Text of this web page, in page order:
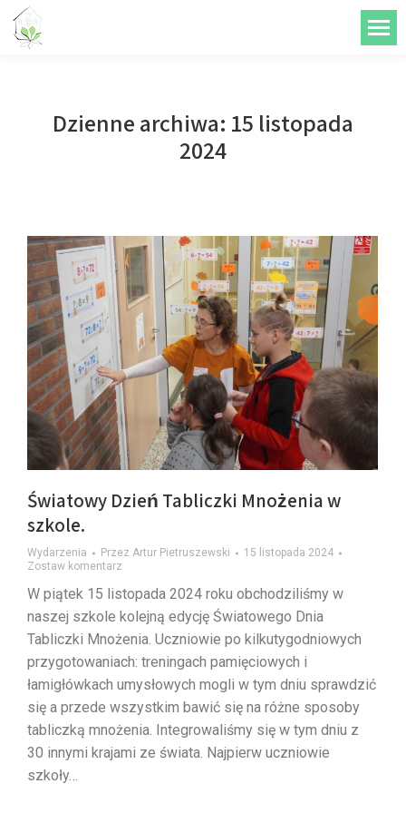
treści
Dzienne archiwa: 15 listopada
2024
Światowy Dzień Tabliczki Mnożenia w
szkole.
Wydarzenia Przez Artur Pietruszewski
15 listopada 2024
Zostaw komentarz
W piątek 15 listopada 2024 roku obchodziliśmy w
naszej szkole kolejną edycję Światowego Dnia
Tabliczki Mnożenia. Uczniowie po kilkutygodniowych
przygotowaniach: treningach pamięciowych i
łamigłówkach umysłowych mogli w tym dniu sprawdzić
się a przede wszystkim bawić się na różne sposoby
tabliczką mnożenia. Integrowaliśmy się w tym dniu z
30 innymi krajami ze świata. Najpierw uczniowie
szkoły…